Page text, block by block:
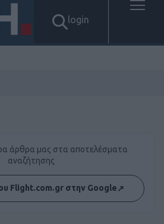
login
άρθρα μας στα αποτελέσματα
αναζήτησης
Flight.com.gr στην Google↗